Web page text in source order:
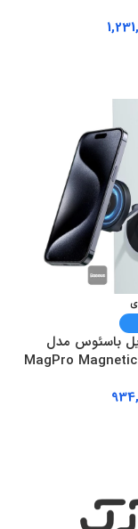
باسئوس مدل
MagPro